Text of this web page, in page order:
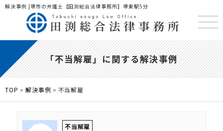
解決事例 |堺市の弁護士【田渕総合法律事務所】堺東駅5分
「不当解雇」に関する解決事例
TOP > 解決事例 > 不当解雇
不当解雇